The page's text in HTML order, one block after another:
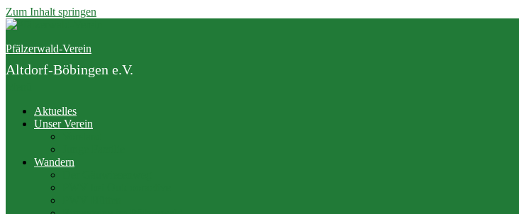
Zum Inhalt springen
Pfälzerwald-Verein
Altdorf-Böbingen e.V.
Aktuelles
Unser Verein
Wandern